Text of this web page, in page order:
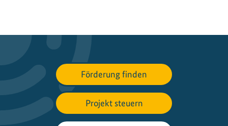
Förderung finden
Projekt steuern